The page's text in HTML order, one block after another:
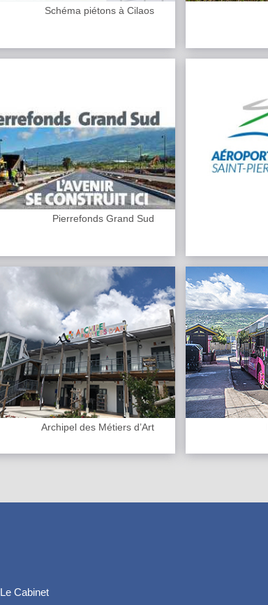
Schéma piétons à Cilaos
Pierrefonds Grand Sud
Archipel des Métiers d’Art
Le Cabinet